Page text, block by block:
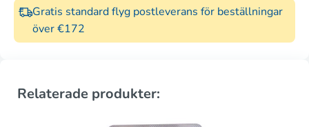
Gratis standard flyg postleverans för beställningar
över €172
Relaterade produkter: